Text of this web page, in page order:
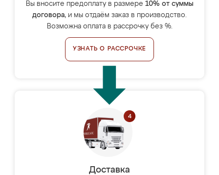
Вы вносите предоплату в размере 10% от суммы
договора, и мы отдаём заказ в производство.
Возможна оплата в рассрочку без %.
УЗНАТЬ О РАССРОЧКЕ
Доставка